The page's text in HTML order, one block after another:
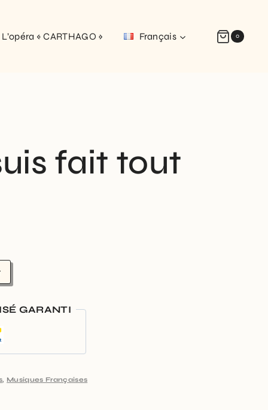
L’opéra « CARTHAGO » Français 0
fait tout
GARANTI
, Musiques Françaises